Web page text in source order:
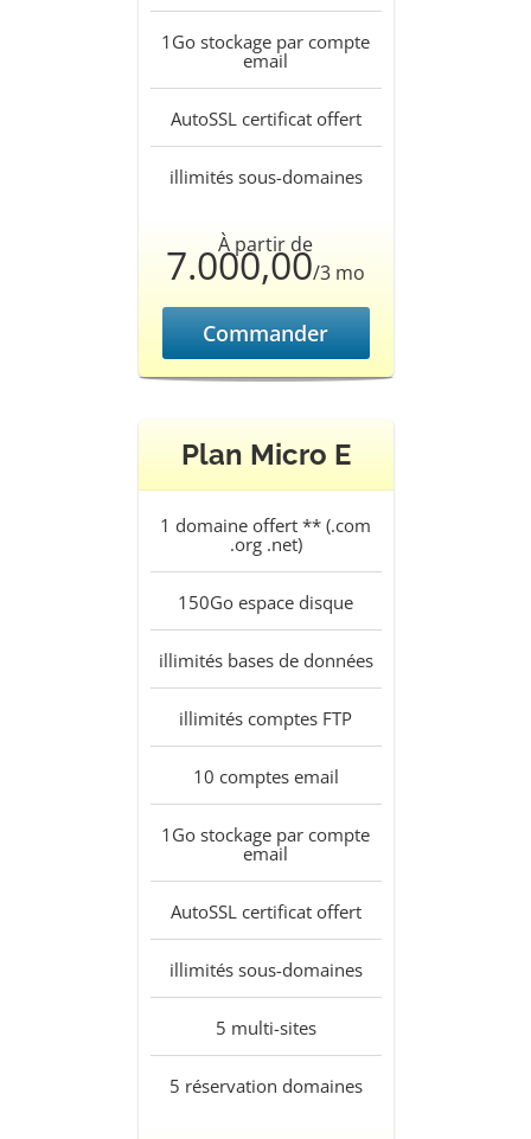
1Go stockage par compte
email
AutoSSLcertificat offert
illimitéssous-domaines
À partir de
7.000,00/3 mo
Commander
Plan Micro E
1 domaine offert ** (.com
.org .net)
150Go espace disque
illimitésbases de données
illimités comptes FTP
10 comptes email
1Go stockage par compte
email
AutoSSLcertificat offert
illimitéssous-domaines
5 multi-sites
5 réservation domaines